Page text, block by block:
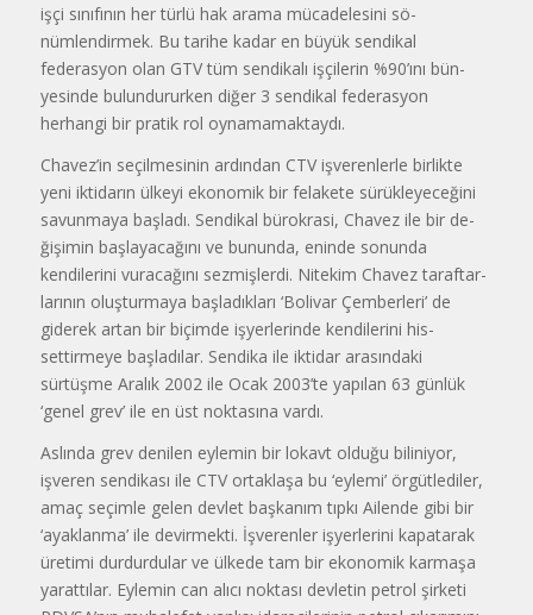
işçi sınıfının her türlü hak arama mücadelesini sö­
nümlendirmek. Bu tarihe kadar en bü­yük sendikal
federasyon olan GTV tüm sendikalı işçilerin %90’ını bün­
yesinde bulundururken diğer 3 sendi­kal federasyon
herhangi bir pratik rol oynamamaktaydı.
Chavez’in seçilmesinin ardından CTV işverenlerle birlikte
yeni iktida­rın ülkeyi ekonomik bir felakete sü­rükleyeceğini
savunmaya başladı. Sendikal bürokrasi, Chavez ile bir de­
ğişimin başlayacağını ve bununda, eninde sonunda
kendilerini vuracağını sezmişlerdi. Nitekim Chavez taraftar­
larının oluşturmaya başladıkları ‘Bolivar Çemberleri’ de
giderek artan bir biçimde işyerlerinde kendilerini his­
settirmeye başladılar. Sendika ile ikti­dar arasındaki
sürtüşme Aralık 2002 ile Ocak 2003’te yapılan 63 günlük
‘genel grev’ ile en üst noktasına vardı.
Aslında grev denilen eylemin bir lokavt olduğu biliniyor,
işveren sen­dikası ile CTV ortaklaşa bu ‘eylemi’ örgütlediler,
amaç seçimle gelen dev­let başkanım tıpkı Ailende gibi bir
‘ayaklanma’ ile devirmekti. İşverenler işyerlerini kapatarak
üretimi durdur­dular ve ülkede tam bir ekonomik karmaşa
yarattılar. Eylemin can alıcı noktası devletin petrol şirketi